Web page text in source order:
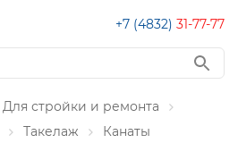
+7 (4832) 31-77-77
Для стройки и ремонта
Такелаж Канаты